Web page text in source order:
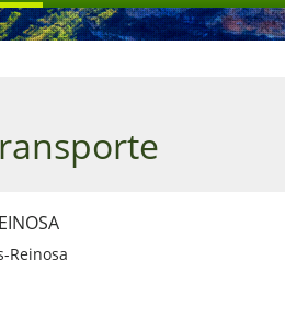
Reinosa